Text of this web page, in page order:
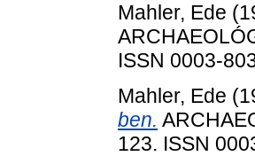
Mahler, Ede
ISSN 0003-
Mahler, Ede
ben.
123. ISSN